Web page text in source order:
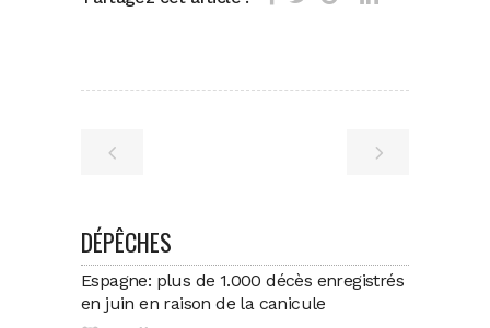
DÉPÊCHES
Espagne: plus de 1.000 décès enregistrés
en juin en raison de la canicule